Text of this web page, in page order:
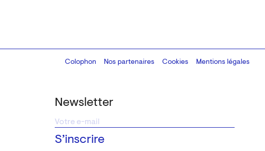
Newsletter
Colophon
Design:Marcel Kaczmarek, code:8080.studio
Nos partenaires Cookies Mentions légales